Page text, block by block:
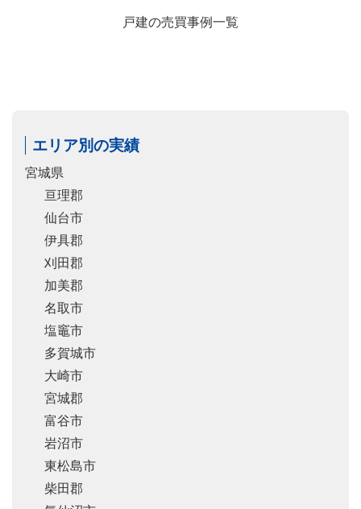
戸建の売買事例一覧
エリア別の実績
宮城県
亘理郡
仙台市
伊具郡
刈田郡
加美郡
名取市
塩竈市
多賀城市
大崎市
宮城郡
富谷市
岩沼市
東松島市
柴田郡